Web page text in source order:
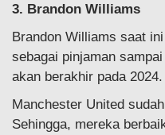
3. Brandon Williams
Brandon Williams saat
sebagai pinjaman
akan berakhir pada 2024.
Manchester United
Sehingga, mereka